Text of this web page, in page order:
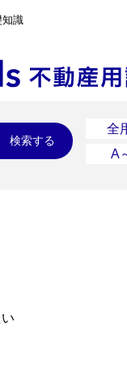
知識
検索する
全
A